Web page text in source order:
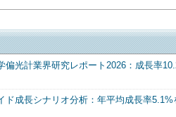
偏光計業界研究レポート2026：成長率
ド成長シナリオ分析：年平均成長率5.1%